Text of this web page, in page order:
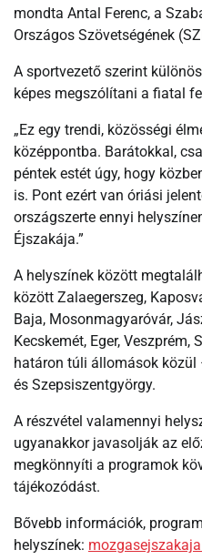
mondta Antal Ferenc, a
Országos Szövetségének
A sportvezető szerint
képes megszólítani a fiatal
„Ez egy trendi, közösségi
középpontba. Barátokkal,
péntek estét úgy, hogy
is. Pont ezért van óriási
országszerte ennyi
Éjszakája.”
A helyszínek között
között Zalaegerszeg,
Baja, Mosonmagyaróvár,
Kecskemét, Eger, Veszprém,
határon túli állomások
és Szepsiszentgyörgy.
A részvétel valamennyi
ugyanakkor javasolják az
megkönnyíti a programok
tájékozódást.
Bővebb információk,
helyszínek: